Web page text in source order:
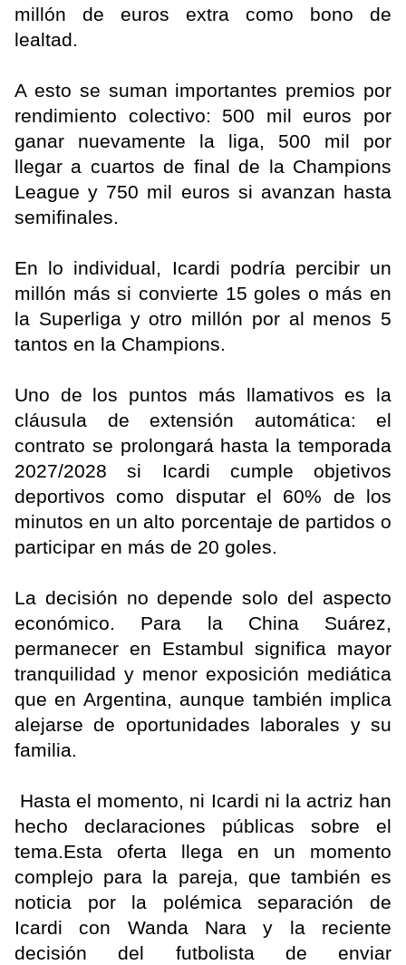
millón de euros extra como bono de
lealtad.
A esto se suman importantes premios por
rendimiento colectivo: 500 mil euros por
ganar nuevamente la liga, 500 mil por
llegar a cuartos de final de la Champions
League y 750 mil euros si avanzan hasta
semifinales.
En lo individual, Icardi podría percibir un
millón más si convierte 15 goles o más en
la Superliga y otro millón por al menos 5
tantos en la Champions.
Uno de los puntos más llamativos es la
cláusula de extensión automática: el
contrato se prolongará hasta la temporada
2027/2028 si Icardi cumple objetivos
deportivos como disputar el 60% de los
minutos en un alto porcentaje de partidos o
participar en más de 20 goles.
La decisión no depende solo del aspecto
económico. Para la China Suárez,
permanecer en Estambul significa mayor
tranquilidad y menor exposición mediática
que en Argentina, aunque también implica
alejarse de oportunidades laborales y su
familia.
Hasta el momento, ni Icardi ni la actriz han
hecho declaraciones públicas sobre el
tema.Esta oferta llega en un momento
complejo para la pareja, que también es
noticia por la polémica separación de
Icardi con Wanda Nara y la reciente
decisión del futbolista de enviar